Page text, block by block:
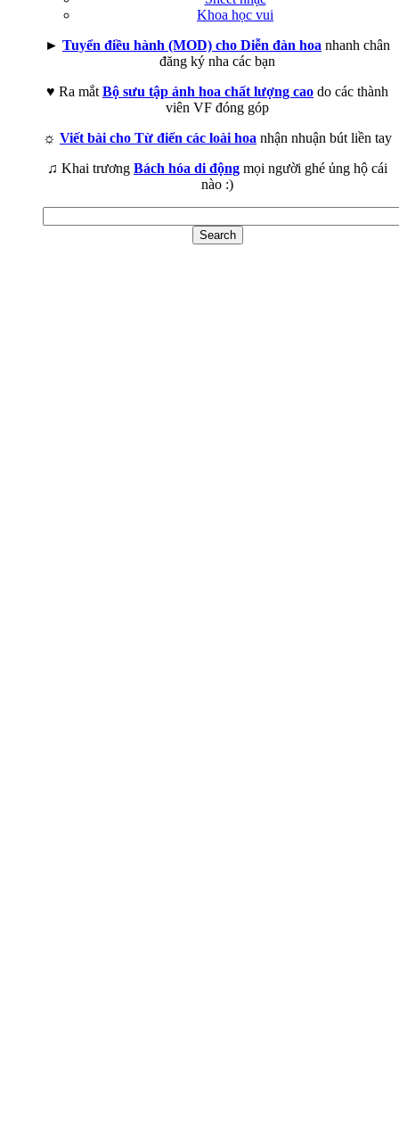
Khoa học vui
► Tuyển điều hành (MOD) cho Diễn đàn hoa nhanh chân
đăng ký nha các bạn
♥ Ra mắt Bộ sưu tập ảnh hoa chất lượng cao do các thành
viên VF đóng góp
☼ Viết bài cho Từ điển các loài hoa nhận nhuận bút liền tay
♫ Khai trương Bách hóa di động mọi người ghé ủng hộ cái
nào :)